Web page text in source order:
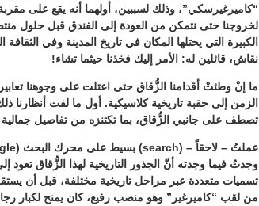
“كاميرغيرسكي”، وذلك لسببين، أولهما أنه يقع على
لخروجنا حتى نتمكن من العودة إلى الفندق قبل حلول
الكبيرة التي يحتلها المكان في تاريخ المدينة وفي
نقاش، قائلين له: الأمر إليك فخذنا حيثما تشاء!
ما إنْ وطئتْ أقدامنا الزُّقاق حتى اعتلت على وجوهنا تعابير
الزمن إلى حقبة تاريخية كلاسيكية. أول ما لفت أنظارنا
تصطف على جانبي الزُّقاق، بما تكتنزه من تفاصيل
وجدتُ فيما وجدته أنّ الجذور التاريخية لهذا الزُّقاق
تسميات متعددة عبر مراحل تاريخية مختلفة، قبل أن
من لقب “كاميرغير” وهو منصب رفيع، كان يمنح لكبار